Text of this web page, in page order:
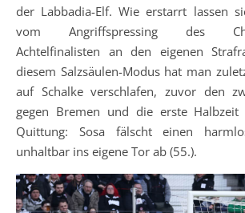
der Labbadia-Elf. Wie erstarrt lassen
vom Angriffspressing des
Achtelfinalisten an den eigenen
diesem Salzsäulen-Modus hat man
auf Schalke verschlafen, zuvor den
gegen Bremen und die erste
Quittung: Sosa fälscht einen
unhaltbar ins eigene Tor ab (55.).